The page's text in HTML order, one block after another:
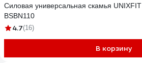
Силовая универсальная скамья
BSBN110
4.7(16)
В корзину